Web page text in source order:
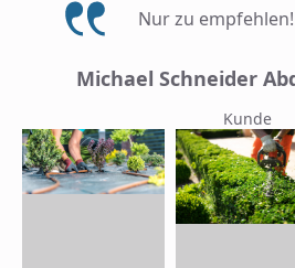
Nur zu empfehlen!
Michael Schneider
Kunde